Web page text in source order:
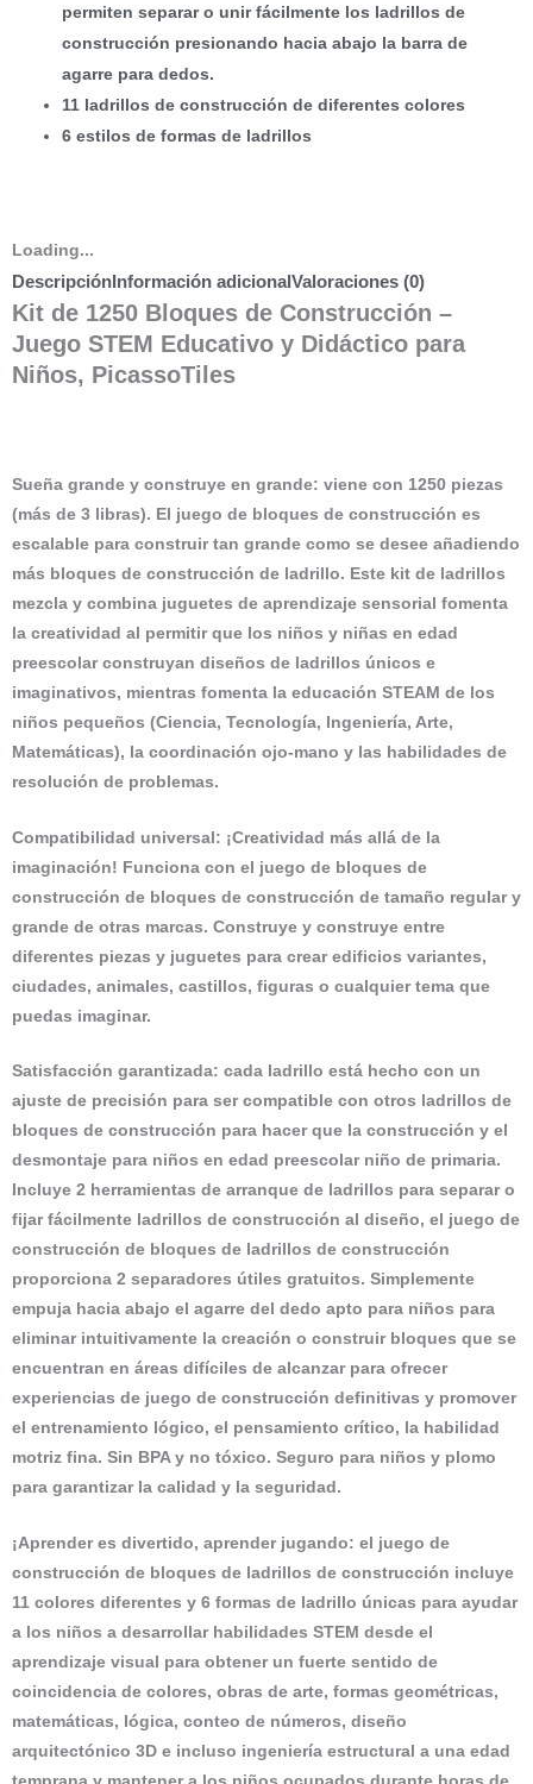
permiten separar o unir fácilmente los ladrillos de
construcción presionando hacia abajo la barra de
agarre para dedos.
11 ladrillos de construcción de diferentes colores
6 estilos de formas de ladrillos
Loading...
DescripciónInformación adicionalValoraciones (0)
Kit de 1250 Bloques de Construcción –
Juego STEM Educativo y Didáctico para
Niños, PicassoTiles
Sueña grande y construye en grande: viene con 1250 piezas
(más de 3 libras). El juego de bloques de construcción es
escalable para construir tan grande como se desee añadiendo
más bloques de construcción de ladrillo. Este kit de ladrillos
mezcla y combina juguetes de aprendizaje sensorial fomenta
la creatividad al permitir que los niños y niñas en edad
preescolar construyan diseños de ladrillos únicos e
imaginativos, mientras fomenta la educación STEAM de los
niños pequeños (Ciencia, Tecnología, Ingeniería, Arte,
Matemáticas), la coordinación ojo-mano y las habilidades de
resolución de problemas.
Compatibilidad universal: ¡Creatividad más allá de la
imaginación! Funciona con el juego de bloques de
construcción de bloques de construcción de tamaño regular y
grande de otras marcas. Construye y construye entre
diferentes piezas y juguetes para crear edificios variantes,
ciudades, animales, castillos, figuras o cualquier tema que
puedas imaginar.
Satisfacción garantizada: cada ladrillo está hecho con un
ajuste de precisión para ser compatible con otros ladrillos de
bloques de construcción para hacer que la construcción y el
desmontaje para niños en edad preescolar niño de primaria.
Incluye 2 herramientas de arranque de ladrillos para separar o
fijar fácilmente ladrillos de construcción al diseño, el juego de
construcción de bloques de ladrillos de construcción
proporciona 2 separadores útiles gratuitos. Simplemente
empuja hacia abajo el agarre del dedo apto para niños para
eliminar intuitivamente la creación o construir bloques que se
encuentran en áreas difíciles de alcanzar para ofrecer
experiencias de juego de construcción definitivas y promover
el entrenamiento lógico, el pensamiento crítico, la habilidad
motriz fina. Sin BPA y no tóxico. Seguro para niños y plomo
para garantizar la calidad y la seguridad.
¡Aprender es divertido, aprender jugando: el juego de
construcción de bloques de ladrillos de construcción incluye
11 colores diferentes y 6 formas de ladrillo únicas para ayudar
a los niños a desarrollar habilidades STEM desde el
aprendizaje visual para obtener un fuerte sentido de
coincidencia de colores, obras de arte, formas geométricas,
matemáticas, lógica, conteo de números, diseño
arquitectónico 3D e incluso ingeniería estructural a una edad